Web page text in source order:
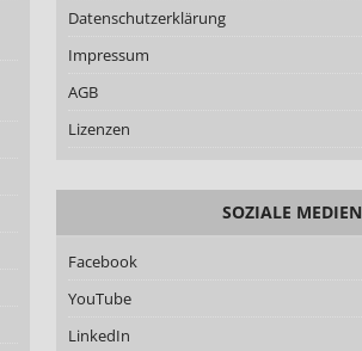
Datenschutzerklärung
Impressum
AGB
Lizenzen
SOZIALE MEDIEN
Facebook
YouTube
LinkedIn